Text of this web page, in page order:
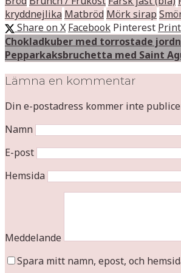
kryddnejlika Matbröd Mörk sirap
Share on X Facebook Pinterest Print
Chokladkuber med torrostade
Pepparkaksbruchetta med Saint
Lämna en kommentar
Din e-postadress kommer inte
Namn
E-post
Hemsida
Meddelande
Spara mitt namn, epost, och